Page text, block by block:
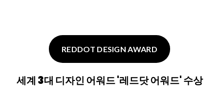
REDDOT DESIGN AWARD
세계 3대 디자인 어워드 '레드닷 어워드' 수상